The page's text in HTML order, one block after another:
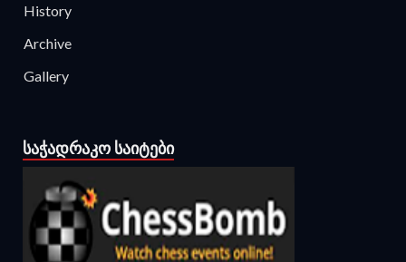
History
Archive
Gallery
ᲡᲐᲭᲐᲓᲠᲐᲙᲝ ᲡᲐᲘᲢᲔᲑᲘ